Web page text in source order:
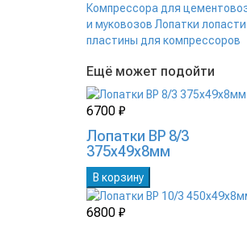
Компрессора для
и муковозов Лопатки
пластины для компрессоров
Ещё может подойти
6700 ₽
Лопатки ВР 8/3
375х49х8мм
В корзину
6800 ₽